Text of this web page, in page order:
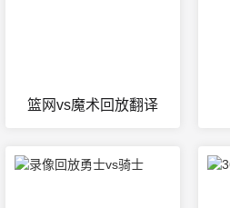
篮网vs魔术回放翻译